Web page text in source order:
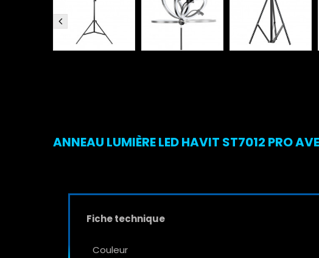
ANNEAU LUMIÈRE LED HAVIT ST7012 PRO
Fiche technique
Couleur